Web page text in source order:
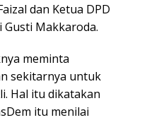
dan Ketua DPD
Gusti Makkaroda.
meminta
sekitarnya untuk
Hal itu dikatakan
itu menilai